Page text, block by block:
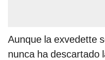
Aunque la exvedette
nunca ha descartado